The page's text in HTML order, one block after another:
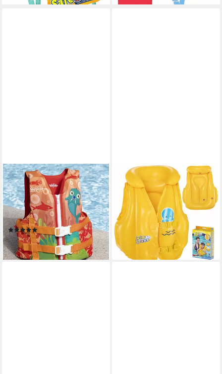
FESTIVALARTIKEL
Schwimmweste Ultraweiche
und atmungsaktive
Schwimmweste für Kinder 3-
6 Jahre
55,90 €
lieferbar - in 6-8 Werktagen bei dir
BESTWAY
Schwimmweste Bestway
32034 Swim Safe ABC
Schwimmweste für Kinder 3-
6 Jahre
24,90 €
lieferbar - in 6-8 Werktagen bei dir